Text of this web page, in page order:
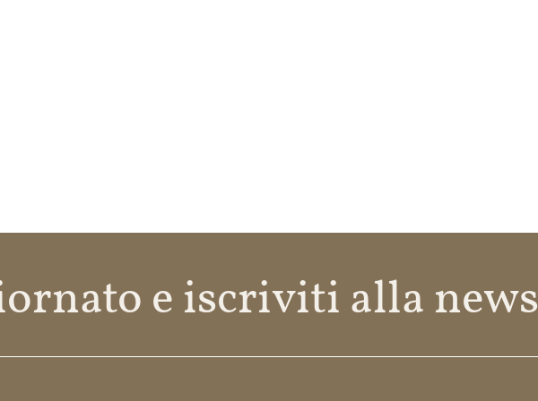
e iscriviti alla